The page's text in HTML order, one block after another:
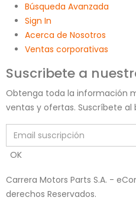
Búsqueda Avanzada
Sign In
Acerca de Nosotros
Ventas corporativas
Suscribete a
Obtenga toda la información
ventas y ofertas. Suscríbete al
Carrera Motors Parts S.A. -
derechos Reservados.